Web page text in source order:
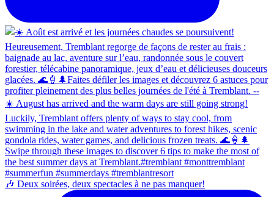
🎶 Deux soirées, deux spectacles à ne pas manquer!